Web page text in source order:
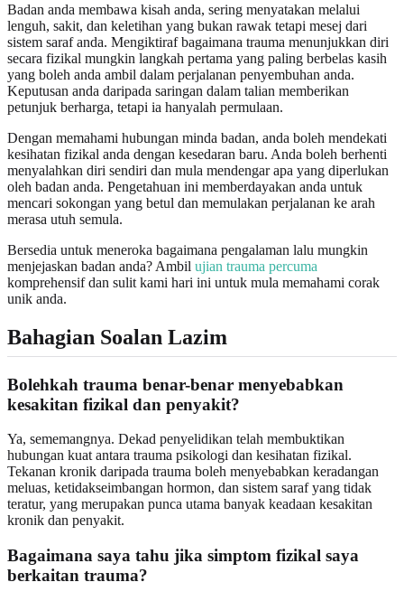
Badan anda membawa kisah anda, sering menyatakan melalui
lenguh, sakit, dan keletihan yang bukan rawak tetapi mesej dari
sistem saraf anda. Mengiktiraf bagaimana trauma menunjukkan diri
secara fizikal mungkin langkah pertama yang paling berbelas kasih
yang boleh anda ambil dalam perjalanan penyembuhan anda.
Keputusan anda daripada saringan dalam talian memberikan
petunjuk berharga, tetapi ia hanyalah permulaan.
Dengan memahami hubungan minda badan, anda boleh mendekati
kesihatan fizikal anda dengan kesedaran baru. Anda boleh berhenti
menyalahkan diri sendiri dan mula mendengar apa yang diperlukan
oleh badan anda. Pengetahuan ini memberdayakan anda untuk
mencari sokongan yang betul dan memulakan perjalanan ke arah
merasa utuh semula.
Bersedia untuk meneroka bagaimana pengalaman lalu mungkin
menjejaskan badan anda? Ambil ujian trauma percuma
komprehensif dan sulit kami hari ini untuk mula memahami corak
unik anda.
Bahagian Soalan Lazim
Bolehkah trauma benar-benar menyebabkan
kesakitan fizikal dan penyakit?
Ya, sememangnya. Dekad penyelidikan telah membuktikan
hubungan kuat antara trauma psikologi dan kesihatan fizikal.
Tekanan kronik daripada trauma boleh menyebabkan keradangan
meluas, ketidakseimbangan hormon, dan sistem saraf yang tidak
teratur, yang merupakan punca utama banyak keadaan kesakitan
kronik dan penyakit.
Bagaimana saya tahu jika simptom fizikal saya
berkaitan trauma?